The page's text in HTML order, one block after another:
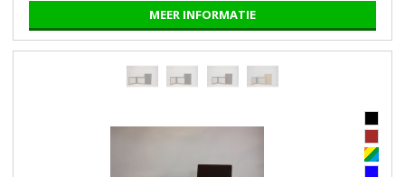
MEER INFORMATIE